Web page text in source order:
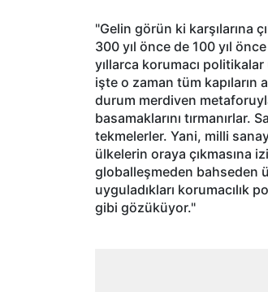
"Gelin görün ki karşılarına
300 yıl önce de 100 yıl
yıllarca korumacı
işte o zaman tüm kapıların
durum merdiven
basamaklarını tırmanırlar.
tekmelerler. Yani, milli
ülkelerin oraya çıkmasına
globalleşmeden bahseden
uyguladıkları korumacılık
gibi gözüküyor."